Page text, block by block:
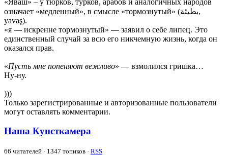
означает «медленный», в смысле «тормознутый» (بطيئة,
yavaş).
«я — искренне тормознутый» — заявил о себе липец. Это
единственный случай за всю его никчемную жизнь, когда он
оказался прав.
«Пусть мне попеняют вежливо» — взмолился гришка…
Ну-ну.
)))
Только зарегистрированные и авторизованные пользователи
могут оставлять комментарии.
Наша Кунсткамера
66 читателей · 1347 топиков · RSS